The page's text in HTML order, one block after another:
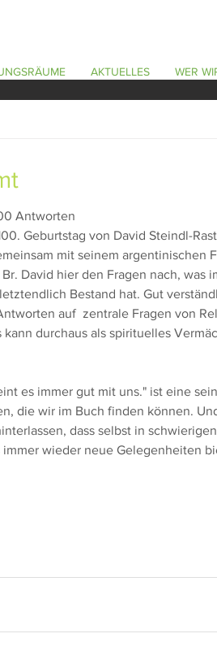
AKTUELLES WER
Antworten
Geburtstag von David Steindl-
mit seinem argentinischen
David hier den Fragen nach, was
Bestand hat. Gut
auf  zentrale Fragen von
kann durchaus als spirituelles
es immer gut mit uns." ist eine
die wir im Buch finden können.
dass selbst in
immer wieder neue Gelegenheiten